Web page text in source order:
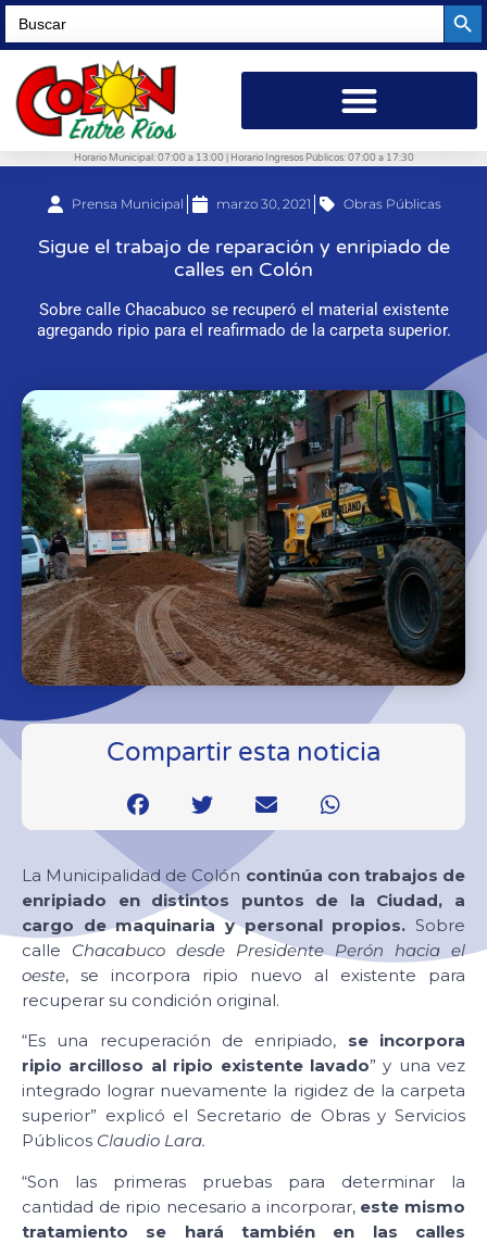
Search
for:
Horario Municipal: 07:00 a 13:00 | Horario Ingresos Públicos: 07:00 a 17:30
Prensa Municipal marzo 30, 2021 Obras Públicas
Sigue el trabajo de reparación y enripiado de
calles en Colón
Sobre calle Chacabuco se recuperó el material existente
agregando ripio para el reafirmado de la carpeta superior.
Compartir esta noticia
La Municipalidad de Colón continúa con trabajos de
enripiado en distintos puntos de la Ciudad, a
cargo de maquinaria y personal propios. Sobre
calle Chacabuco desde Presidente Perón hacia el
oeste, se incorpora ripio nuevo al existente para
recuperar su condición original.
“Es una recuperación de enripiado, se incorpora
ripio arcilloso al ripio existente lavado” y una vez
integrado lograr nuevamente la rigidez de la carpeta
superior” explicó el Secretario de Obras y Servicios
Públicos Claudio Lara.
“Son las primeras pruebas para determinar la
cantidad de ripio necesario a incorporar, este mismo
tratamiento se hará también en las calles